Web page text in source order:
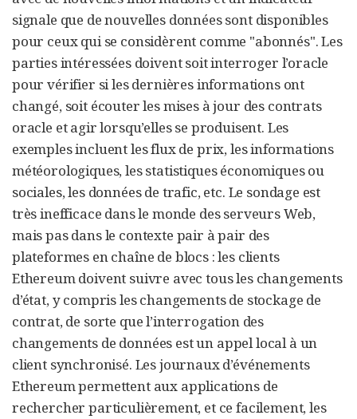
signale que de nouvelles données sont disponibles
pour ceux qui se considèrent comme "abonnés". Les
parties intéressées doivent soit interroger l’oracle
pour vérifier si les dernières informations ont
changé, soit écouter les mises à jour des contrats
oracle et agir lorsqu’elles se produisent. Les
exemples incluent les flux de prix, les informations
météorologiques, les statistiques économiques ou
sociales, les données de trafic, etc. Le sondage est
très inefficace dans le monde des serveurs Web,
mais pas dans le contexte pair à pair des
plateformes en chaîne de blocs : les clients
Ethereum doivent suivre avec tous les changements
d’état, y compris les changements de stockage de
contrat, de sorte que l’interrogation des
changements de données est un appel local à un
client synchronisé. Les journaux d’événements
Ethereum permettent aux applications de
rechercher particulièrement, et ce facilement, les